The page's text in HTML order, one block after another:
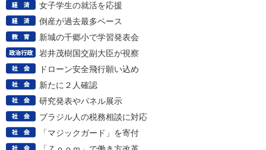
女子学生の就活を応援
倒産が過去最多ペース
新城の千郷小で学習発表会
岩井茂樹国交副大臣が視察
ドローン安全飛行願い込め
新たに２人確認
研究発表やパネル展示
ブラジル人の税務相談に対応
「マジックガード」を寄付